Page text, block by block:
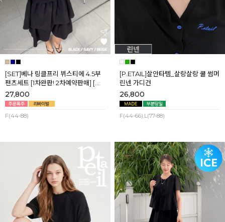
[SET]베나 링클프리 뷔스티에 4.5부
팬츠세트 [1차완판! 2차예약판매] [네
이비,블랙] 8월셋째주 순차배송
27,800
F(44-88)
[P.ETAIL]살안타템_살랑살랑 쿨 썸머
린넨 가디건
26,800
F(44-66),L(77-88)